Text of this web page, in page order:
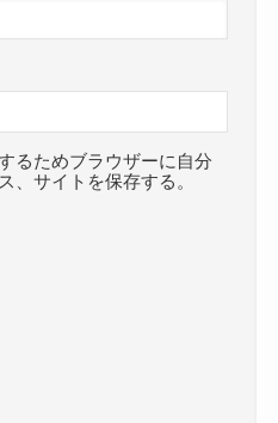
るためブラウザーに自分
、サイトを保存する。